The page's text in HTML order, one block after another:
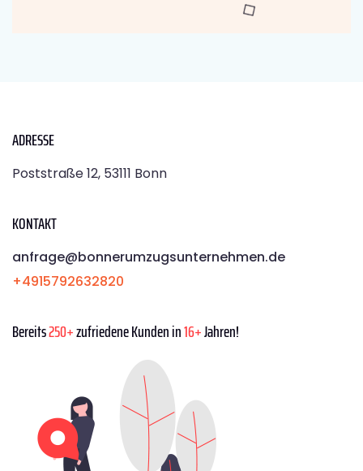
ADRESSE
Poststraße 12, 53111 Bonn
KONTAKT
anfrage@bonnerumzugsunternehmen.de
+4915792632820
Bereits250+zufriedene Kunden in16+Jahren!